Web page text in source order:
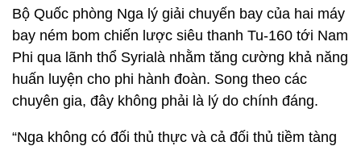
Bộ Quốc phòng Nga lý giải chuyến bay của hai máy
bay ném bom chiến lược siêu thanh Tu-160 tới Nam
Phi qua lãnh thổ Syrialà nhằm tăng cường khả năng
huấn luyện cho phi hành đoàn. Song theo các
chuyên gia, đây không phải là lý do chính đáng.
“Nga không có đối thủ thực và cả đối thủ tiềm tàng